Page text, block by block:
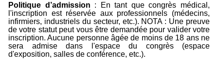
Politique d’admission : En tant que congrès médical,
l'inscription est réservée aux professionnels (médecins,
infirmiers, industriels du secteur, etc.). NOTA : Une preuve
de votre statut peut vous être demandée pour valider votre
inscription. Aucune personne âgée de moins de 18 ans ne
sera admise dans l'espace du congrès (espace
d'exposition, salles de conférence, etc.).